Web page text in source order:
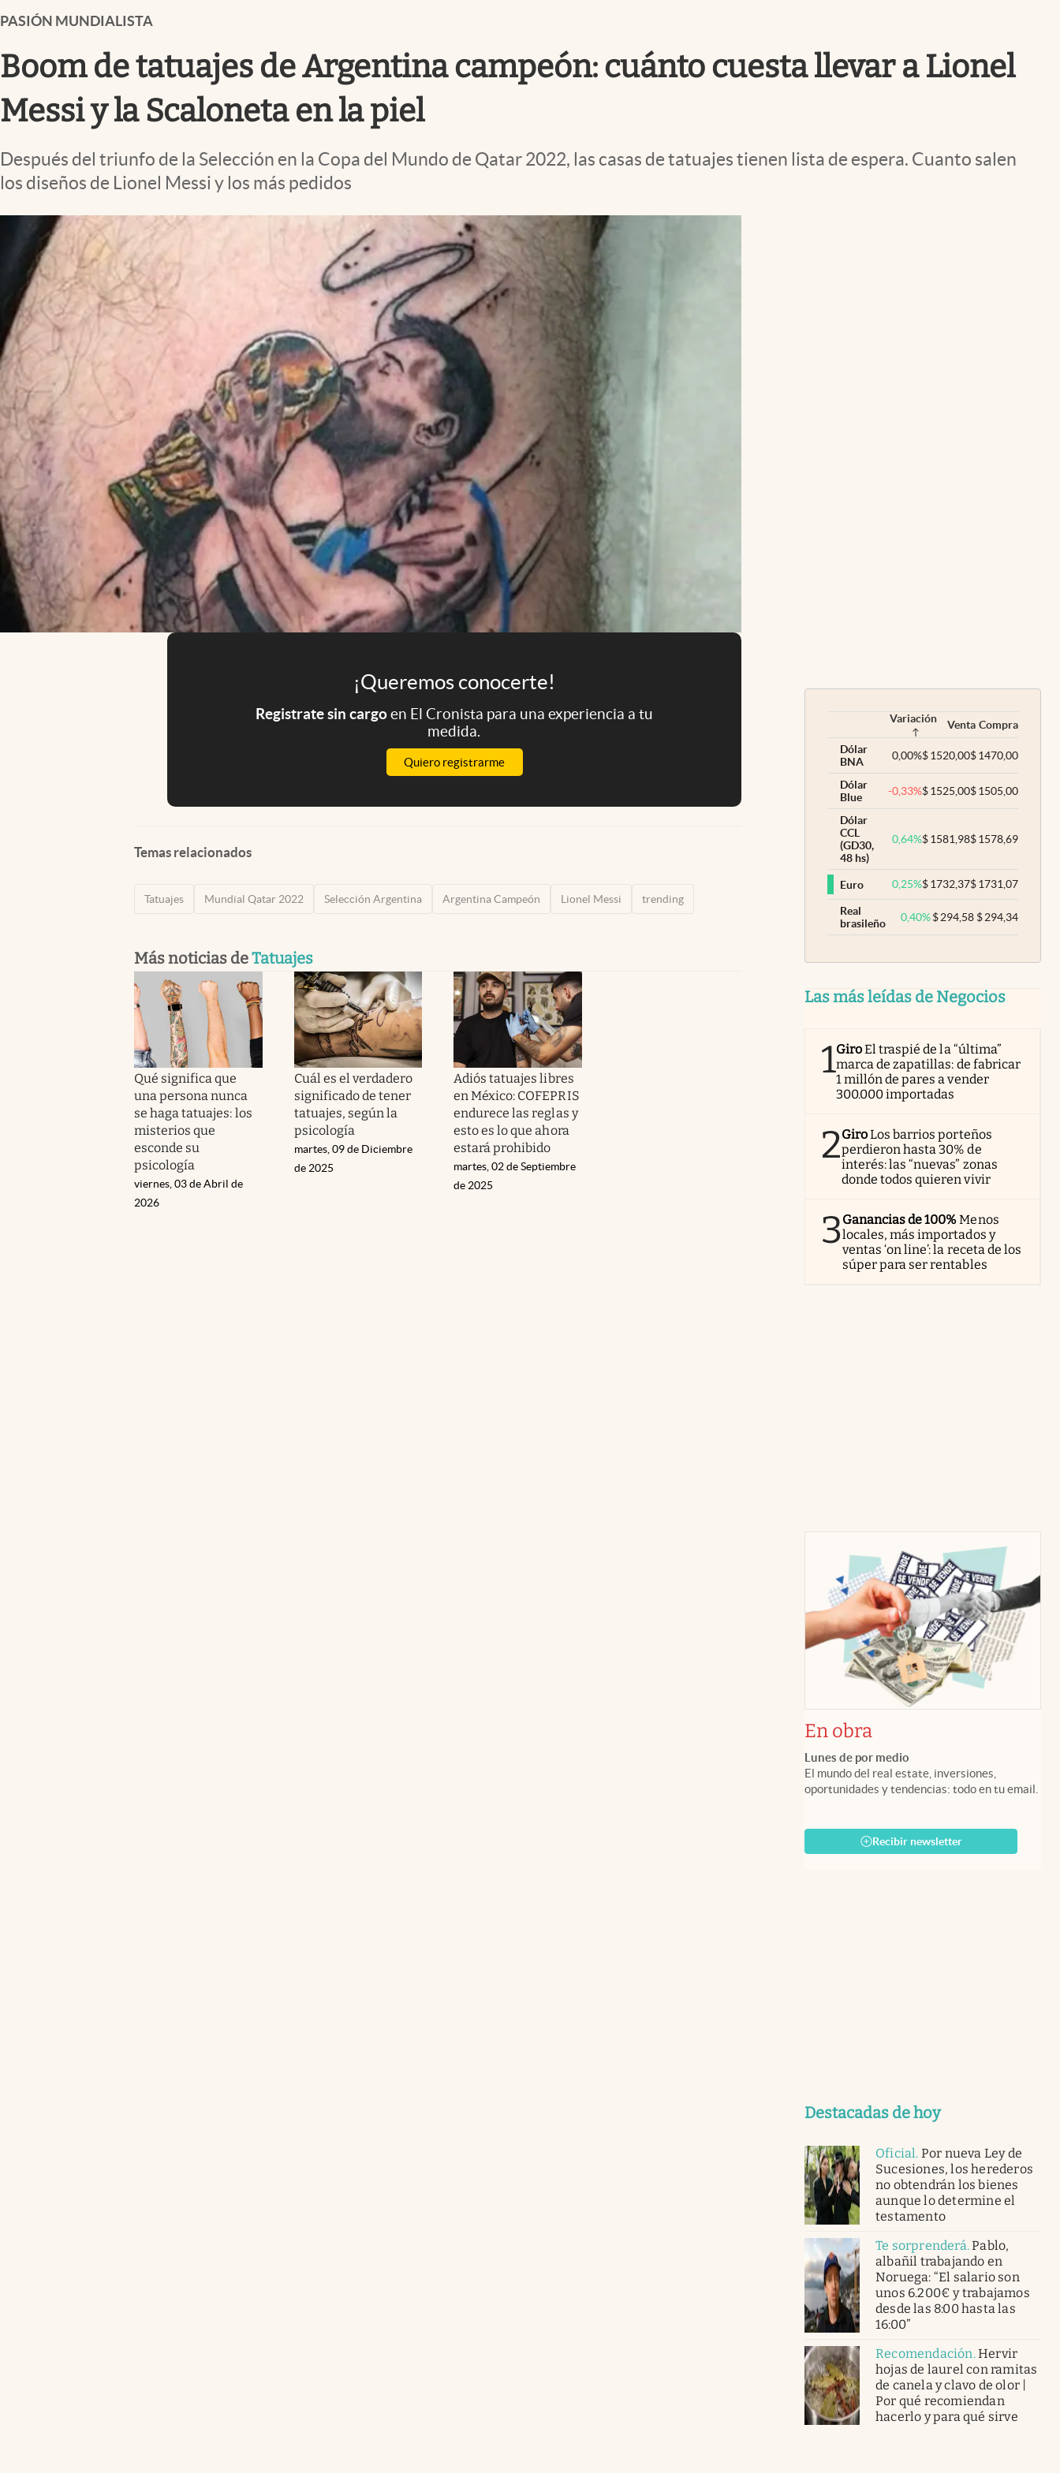
Clima
Mundial 2026
Eventos Corporativos
El Cronista Studio
Mediakit
abre en nueva pestaña
PASIÓN MUNDIALISTA
Boom de tatuajes de Argentina campeón: cuánto cuesta llevar a Lionel
Messi y la Scaloneta en la piel
Después del triunfo de la Selección en la Copa del Mundo de Qatar 2022, las casas de tatuajes tienen lista de espera. Cuanto salen
los diseños de Lionel Messi y los más pedidos
¡Queremos conocerte!
Registrate sin cargoen El Cronista para una experiencia a tu
medida.
Quiero registrarme
Temas relacionados
Tatuajes Mundial Qatar 2022 Selección Argentina Argentina Campeón Lionel Messi trending
Más noticias deTatuajes
Qué significa que
una persona nunca
se haga tatuajes: los
misterios que
esconde su
psicología
viernes, 03 de Abril de
2026
Cuál es el verdadero
significado de tener
tatuajes, según la
psicología
martes, 09 de Diciembre
de 2025
Adiós tatuajes libres
en México: COFEPRIS
endurece las reglas y
esto es lo que ahora
estará prohibido
martes, 02 de Septiembre
de 2025
Variación Venta Compra
Dólar
BNA
0,00%$1520,00$1470,00
Dólar
Blue
-0,33%$1525,00$1505,00
Dólar
CCL
(GD30,
48 hs)
0,64%$1581,98$1578,69
Euro 0,25%$1732,37$1731,07
Real
brasileño
0,40% $294,58 $294,34
Las más leídas de Negocios
1GiroEl traspié de la “última”
marca de zapatillas: de fabricar
1 millón de pares a vender
300.000 importadas
2GiroLos barrios porteños
perdieron hasta 30% de
interés: las “nuevas” zonas
donde todos quieren vivir
3Ganancias de 100%Menos
locales, más importados y
ventas ‘on line’: la receta de los
súper para ser rentables
En obra
Lunes de por medio
El mundo del real estate, inversiones,
oportunidades y tendencias: todo en tu email.
Recibir newsletter
Destacadas de hoy
Oficial. Por nueva Ley de
Sucesiones, los herederos
no obtendrán los bienes
aunque lo determine el
testamento
Te sorprenderá.Pablo,
albañil trabajando en
Noruega: “El salario son
unos 6.200€ y trabajamos
desde las 8:00 hasta las
16:00”
Recomendación.Hervir
hojas de laurel con ramitas
de canela y clavo de olor |
Por qué recomiendan
hacerlo y para qué sirve